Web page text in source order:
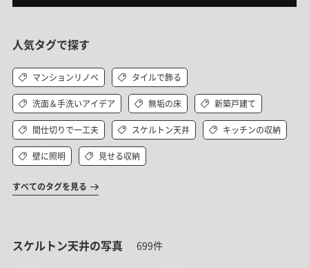
人気タグで探す
マンションリノベ タイルで飾る
洗面＆手洗いアイデア 無垢の床 新築戸建て
間仕切りで一工夫 スケルトン天井 キッチンの収納
壁に照明 見せる収納
すべてのタグを見る
スケルトン天井の写真 699件